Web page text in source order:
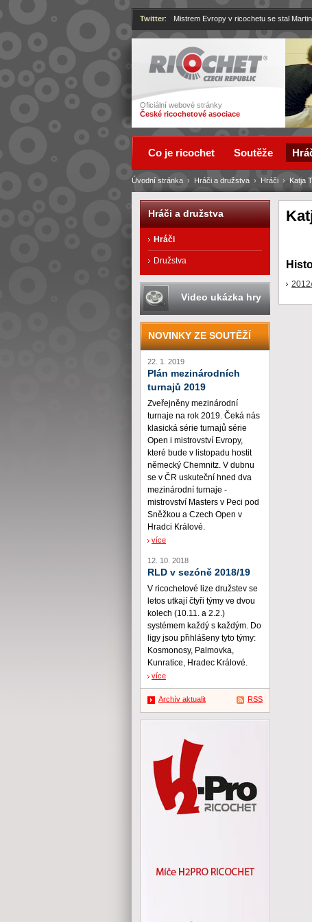
Ricochet
Oficiální webové stránky
České ricochetové asociace
Twitter: Mistrem Evropy v ricochetu se stal
Úvodní stránka › Hráči a družstva › Hráči › Katja
Co je ricochet Soutěže
Hráči a družstva
Hráči
Družstva
Video ukázka hry
NOVINKY ZE SOUTĚŽÍ
22. 1. 2019
Plán mezinárodních
turnajů 2019
Zveřejněny mezinárodní
turnaje na rok 2019. Čeká nás
klasická série turnajů série
Open i mistrovství Evropy,
které bude v listopadu hostit
německý Chemnitz. V dubnu
se v ČR uskuteční hned dva
mezinárodní turnaje -
mistrovství Masters v Peci pod
Sněžkou a Czech Open v
Hradci Králové.
více
12. 10. 2018
RLD v sezóně 2018/19
V ricochetové lize družstev se
letos utkají čtyři týmy ve dvou
kolech (10.11. a 2.2.)
systémem každý s každým. Do
ligy jsou přihlášeny tyto týmy:
Kosmonosy, Palmovka,
Kunratice, Hradec Králové.
více
Archív aktualit RSS